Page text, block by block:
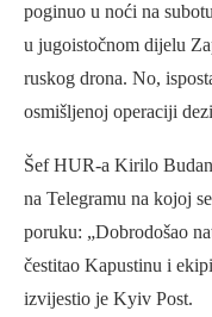
poginuo u noći na
u jugoistočnom dijelu
ruskog drona. No,
osmišljenoj operaciji
Šef HUR-a Kirilo
na Telegramu na kojoj
poruku: „Dobrodošao
čestitao Kapustinu i
izvijestio je Kyiv Post.